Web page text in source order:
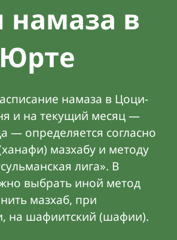
намаза в
намаза в Цоци-
и на текущий месяц —
— определяется согласно
мазхабу и методу
лига». В
выбрать иной метод
мазхаб, при
на шафиитский (шафии).